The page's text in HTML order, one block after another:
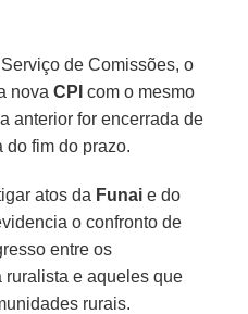
de Comissões, o
novaCPI com o mesmo
anterior for encerrada de
do fim do prazo.
atos da Funai e do
o confronto de
entre os
ruralista e aqueles que
rurais.